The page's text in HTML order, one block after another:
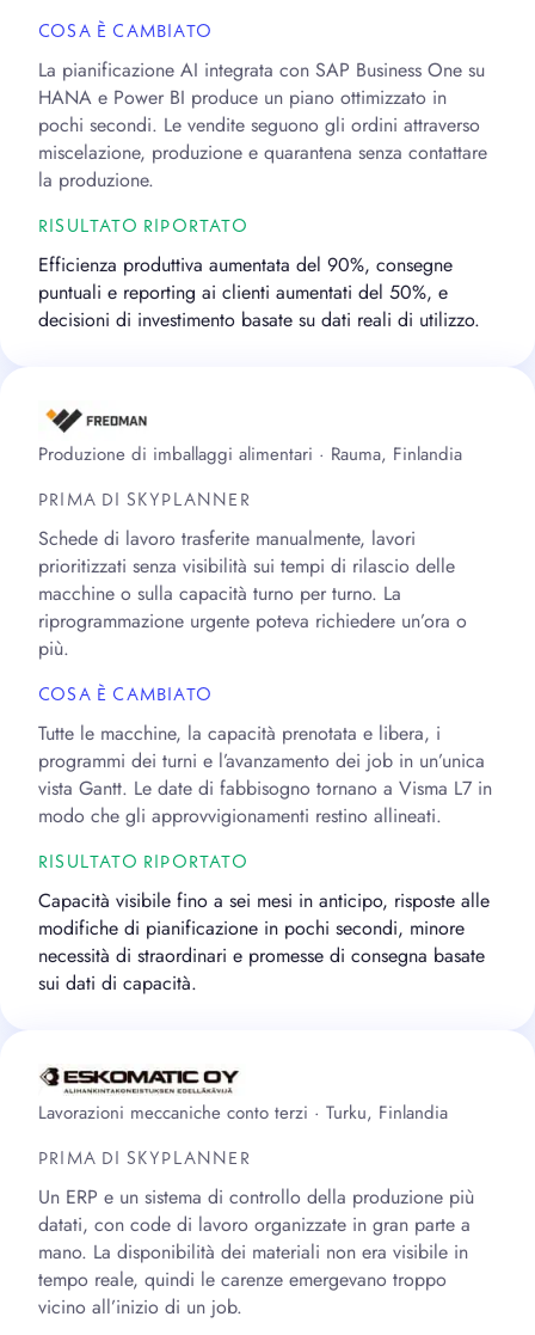
COSA È CAMBIATO
La pianificazione AI integrata con SAP Business One su
HANA e Power BI produce un piano ottimizzato in
pochi secondi. Le vendite seguono gli ordini attraverso
miscelazione, produzione e quarantena senza contattare
la produzione.
RISULTATO RIPORTATO
Efficienza produttiva aumentata del 90%, consegne
puntuali e reporting ai clienti aumentati del 50%, e
decisioni di investimento basate su dati reali di utilizzo.
Produzione di imballaggi alimentari · Rauma, Finlandia
PRIMA DI SKYPLANNER
Schede di lavoro trasferite manualmente, lavori
prioritizzati senza visibilità sui tempi di rilascio delle
macchine o sulla capacità turno per turno. La
riprogrammazione urgente poteva richiedere un’ora o
più.
COSA È CAMBIATO
Tutte le macchine, la capacità prenotata e libera, i
programmi dei turni e l’avanzamento dei job in un’unica
vista Gantt. Le date di fabbisogno tornano a Visma L7 in
modo che gli approvvigionamenti restino allineati.
RISULTATO RIPORTATO
Capacità visibile fino a sei mesi in anticipo, risposte alle
modifiche di pianificazione in pochi secondi, minore
necessità di straordinari e promesse di consegna basate
sui dati di capacità.
Lavorazioni meccaniche conto terzi · Turku, Finlandia
PRIMA DI SKYPLANNER
Un ERP e un sistema di controllo della produzione più
datati, con code di lavoro organizzate in gran parte a
mano. La disponibilità dei materiali non era visibile in
tempo reale, quindi le carenze emergevano troppo
vicino all’inizio di un job.